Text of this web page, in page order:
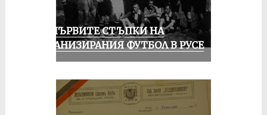
ЗА ПЪРВИТЕ СТЪПКИ НА
ОРГАНИЗИРАНИЯ ФУТБОЛ В РУСЕ